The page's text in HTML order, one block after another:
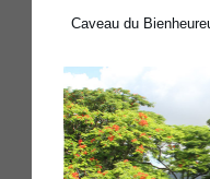
Caveau du